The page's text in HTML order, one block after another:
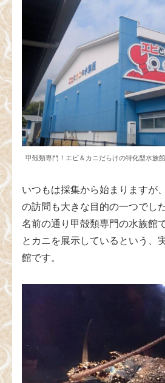
甲殻類専門！エビ＆カニだらけの特化型水族館
いつもは採集から始まりますが
の訪問も大きな目的の一つでした
名前の通り甲殻類専門の水族館
とカニを展示しているという、
館です。